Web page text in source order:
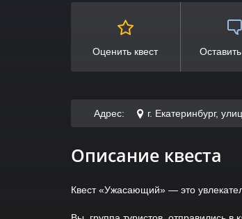
Оценить квест
Адрес: г. Екатеринбург,
Описание квеста
Квест «Ужасающий» — это